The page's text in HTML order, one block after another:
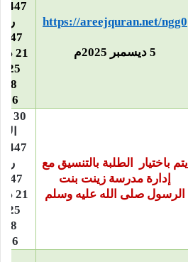
https://areejquran.net/ngg0
5 ديسمبر 2025م
1447ه
21
يتم باختيار
الطلبة بالتنسيق مع
إدارة مدرسة زينت بنت
الرسول صلى الله عليه وسلم
1447ه
21